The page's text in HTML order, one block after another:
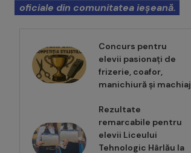
oficiale din comunitatea ieșeană.
Concurs pentru
elevii pasionați de
frizerie, coafor,
manichiură și machiaj
Rezultate
remarcabile pentru
elevii Liceului
Tehnologic Hârlău la